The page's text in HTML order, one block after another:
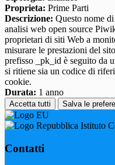
Proprieta: Prime Parti
Descrizione: Questo nome
analisi web open source
proprietari di siti Web a
misurare le prestazioni del
prefisso _pk_id è seguito da
si ritiene sia un codice di
cookie.
Durata: 1 anno
Accetta tutti Salva le
Istituto
Contatti